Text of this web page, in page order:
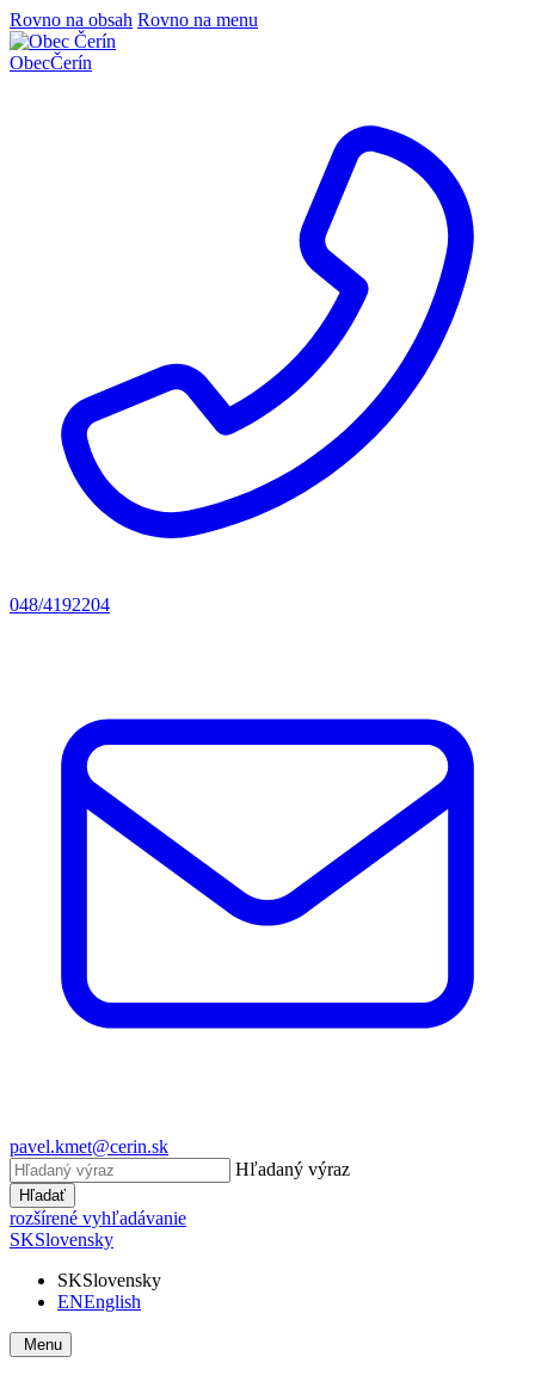
Rovno na obsah Rovno na menu
ObecČerín
048/4192204
pavel.kmet@cerin.sk
Hľadaný výraz
Hľadať
rozšírené vyhľadávanie
SKSlovensky
SKSlovensky
ENEnglish
Menu